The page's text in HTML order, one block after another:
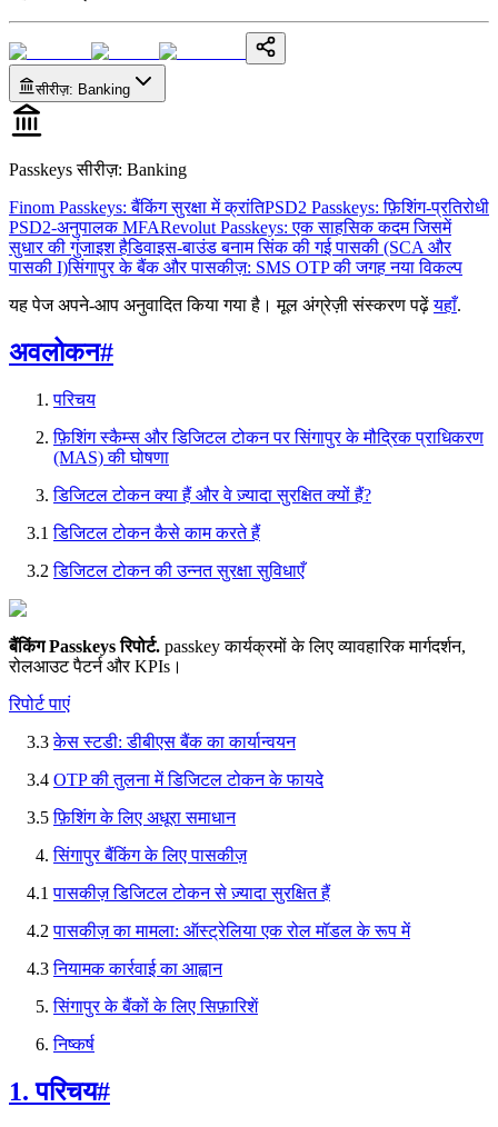
सीरीज़: Banking
Passkeys सीरीज़: Banking
Finom Passkeys: बैंकिंग सुरक्षा में क्रांतिPSD2 Passkeys: फ़िशिंग-प्रतिरोधी
PSD2-अनुपालक MFARevolut Passkeys: एक साहसिक कदम जिसमें
सुधार की गुंजाइश हैडिवाइस-बाउंड बनाम सिंक की गई पासकी (SCA और
पासकी I)सिंगापुर के बैंक और पासकीज़: SMS OTP की जगह नया विकल्प
यह पेज अपने-आप अनुवादित किया गया है। मूल अंग्रेज़ी संस्करण पढ़ें यहाँ.
अवलोकन#
परिचय
फ़िशिंग स्कैम्स और डिजिटल टोकन पर सिंगापुर के मौद्रिक प्राधिकरण
(MAS) की घोषणा
डिजिटल टोकन क्या हैं और वे ज़्यादा सुरक्षित क्यों हैं?
3.1डिजिटल टोकन कैसे काम करते हैं
3.2डिजिटल टोकन की उन्नत सुरक्षा सुविधाएँ
बैंकिंग Passkeys रिपोर्ट. passkey कार्यक्रमों के लिए व्यावहारिक मार्गदर्शन,
रोलआउट पैटर्न और KPIs।
रिपोर्ट पाएं
3.3केस स्टडी: डीबीएस बैंक का कार्यान्वयन
3.4 OTP की तुलना में डिजिटल टोकन के फायदे
3.5फ़िशिंग के लिए अधूरा समाधान
सिंगापुर बैंकिंग के लिए पासकीज़
4.1पासकीज़ डिजिटल टोकन से ज़्यादा सुरक्षित हैं
4.2पासकीज़ का मामला: ऑस्ट्रेलिया एक रोल मॉडल के रूप में
4.3नियामक कार्रवाई का आह्वान
सिंगापुर के बैंकों के लिए सिफ़ारिशें
निष्कर्ष
1. परिचय#